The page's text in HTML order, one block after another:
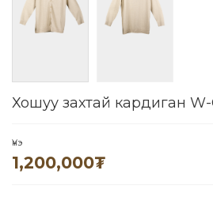
Хошуу захтай кардиган
Үнэ
1,200,000₮